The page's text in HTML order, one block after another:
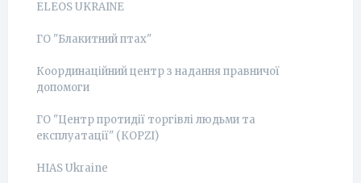
ELEOS UKRAINE
ГО "Блакитний птах"
Координаційний центр з надання правничої
допомоги
ГО "Центр протидії торгівлі людьми та
експлуатації" (КОРZI)
HIAS Ukraine